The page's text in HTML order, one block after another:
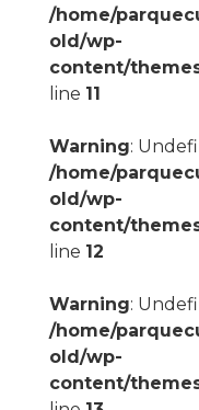
/home/
old/wp-
content/
line 11
Warning:
/home/
old/wp-
content/
line 12
Warning:
/home/
old/wp-
content/